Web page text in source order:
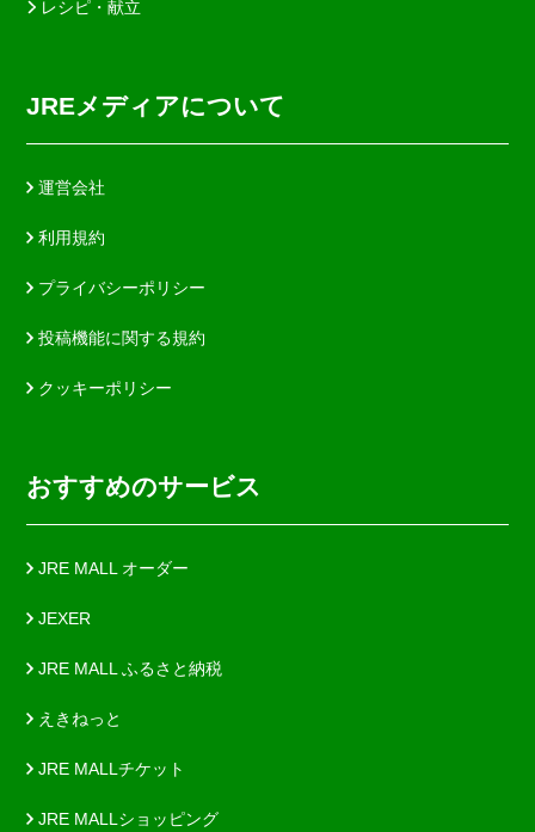
レシピ・献立
JREメディアについて
運営会社
利用規約
プライバシーポリシー
投稿機能に関する規約
クッキーポリシー
おすすめのサービス
JRE MALL オーダー
JEXER
JRE MALL ふるさと納税
えきねっと
JRE MALLチケット
JRE MALLショッピング